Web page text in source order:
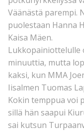
Väänästä parempi.
puolestaan Hanna
Kaisa Mäen.
Lukkopainiottelulle
minuuttia, mutta
kaksi, kun MMA
Iisalmen Tuomas
Kokin temppua voi
sillä hän saapui
sai kutsun